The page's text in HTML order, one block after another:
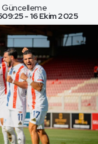
Güncelleme
09:25 - 16 Ekim 2025